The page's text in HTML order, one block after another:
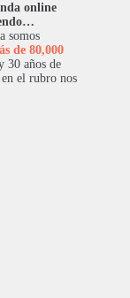
online
somos
de 80,000
30 años de
el rubro nos